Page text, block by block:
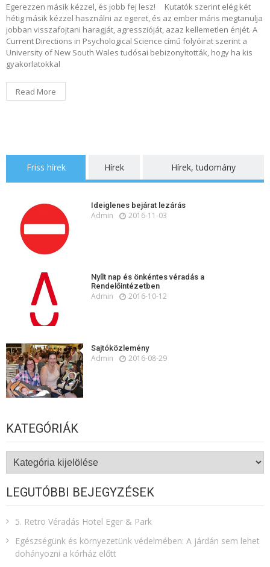
Egerezzen másik kézzel, és jobb fej lesz! Kutatók szerint elég két
hétig másik kézzel használni az egeret, és az ember máris megtanulja
jobban visszafojtani haragját, agresszióját, azaz kellemetlen énjét. A
Current Directions in Psychological Science című folyóirat szerint a
University of New South Wales tudósai bebizonyították, hogy ha kis
gyakorlatokkal
Read More
Friss hírek Hírek Hírek, tudomány
Ideiglenes bejárat lezárás
Admin 2016-11-03
Nyílt nap és önkéntes véradás a
Rendelőintézetben
Admin 2016-10-12
Sajtóközlemény
Admin 2016-08-29
KATEGÓRIÁK
Kategóriák
LEGUTÓBBI BEJEGYZÉSEK
5. Retro Véradás Hotel Eger & Park
Egészségünk és környezetünk védelmében: A járdán sem lehet
dohányozni a kórház előtt